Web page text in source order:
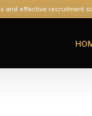
and effective recruitment